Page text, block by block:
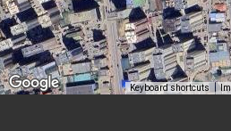
Keyboard shortcuts